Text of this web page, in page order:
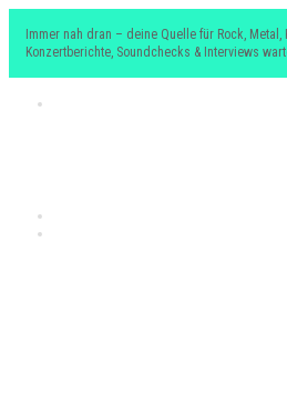
Immer nah dran – deine Quelle für Rock, Metal,
Konzertberichte, Soundchecks & Interviews